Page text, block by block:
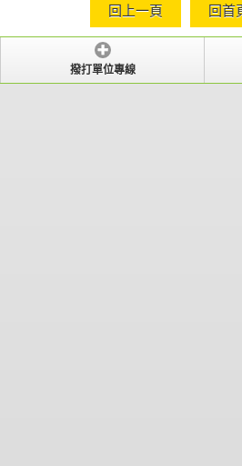
回上一頁 回首
撥打單位專線